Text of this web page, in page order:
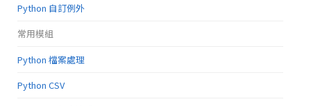
Python 自訂例外
常用模組
Python 檔案處理
Python CSV